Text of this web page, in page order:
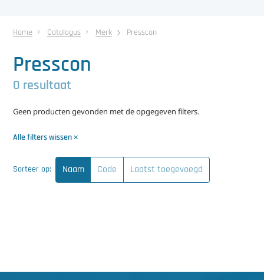
Ontvochtiging
Reinigingsmachines
Ventilatoren
Home Catalogus Merk Presscon
Presscon
0 resultaat
Geen producten gevonden met de opgegeven filters.
Alle filters wissen
Sorteer op: Naam Code Laatst toegevoegd